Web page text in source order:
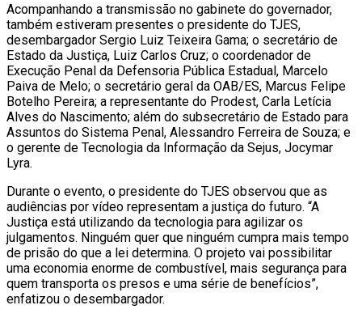
Acompanhando a transmissão no gabinete do governador,
também estiveram presentes o presidente do TJES,
desembargador Sergio Luiz Teixeira Gama; o secretário de
Estado da Justiça, Luiz Carlos Cruz; o coordenador de
Execução Penal da Defensoria Pública Estadual, Marcelo
Paiva de Melo; o secretário geral da OAB/ES, Marcus Felipe
Botelho Pereira; a representante do Prodest, Carla Letícia
Alves do Nascimento; além do subsecretário de Estado para
Assuntos do Sistema Penal, Alessandro Ferreira de Souza; e
o gerente de Tecnologia da Informação da Sejus, Jocymar
Lyra.
Durante o evento, o presidente do TJES observou que as
audiências por vídeo representam a justiça do futuro. “A
Justiça está utilizando da tecnologia para agilizar os
julgamentos. Ninguém quer que ninguém cumpra mais tempo
de prisão do que a lei determina. O projeto vai possibilitar
uma economia enorme de combustível, mais segurança para
quem transporta os presos e uma série de benefícios”,
enfatizou o desembargador.